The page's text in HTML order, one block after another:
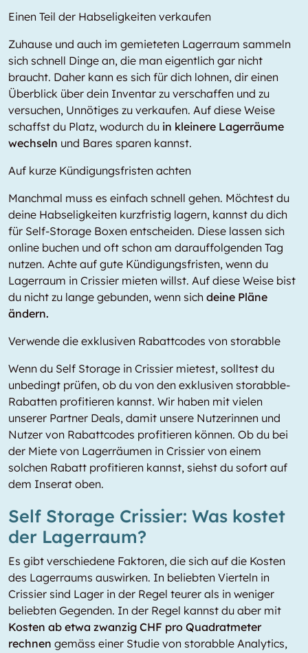
Einen Teil der Habseligkeiten verkaufen
Zuhause und auch im gemieteten Lagerraum sammeln
sich schnell Dinge an, die man eigentlich gar nicht
braucht. Daher kann es sich für dich lohnen, dir einen
Überblick über dein Inventar zu verschaffen und zu
versuchen, Unnötiges zu verkaufen. Auf diese Weise
schaffst du Platz, wodurch du in kleinere Lagerräume
wechseln und Bares sparen kannst.
Auf kurze Kündigungsfristen achten
Manchmal muss es einfach schnell gehen. Möchtest du
deine Habseligkeiten kurzfristig lagern, kannst du dich
für Self-Storage Boxen entscheiden. Diese lassen sich
online buchen und oft schon am darauffolgenden Tag
nutzen. Achte auf gute Kündigungsfristen, wenn du
Lagerraum in Crissier mieten willst. Auf diese Weise bist
du nicht zu lange gebunden, wenn sich deine Pläne
ändern.
Verwende die exklusiven Rabattcodes von storabble
Wenn du Self Storage in Crissier mietest, solltest du
unbedingt prüfen, ob du von den exklusiven storabble-
Rabatten profitieren kannst. Wir haben mit vielen
unserer Partner Deals, damit unsere Nutzerinnen und
Nutzer von Rabattcodes profitieren können. Ob du bei
der Miete von Lagerräumen in Crissier von einem
solchen Rabatt profitieren kannst, siehst du sofort auf
dem Inserat oben.
Self Storage Crissier: Was kostet
der Lagerraum?
Es gibt verschiedene Faktoren, die sich auf die Kosten
des Lagerraums auswirken. In beliebten Vierteln in
Crissier sind Lager in der Regel teurer als in weniger
beliebten Gegenden. In der Regel kannst du aber mit
Kosten ab etwa zwanzig CHF pro Quadratmeter
rechnen gemäss einer Studie von storabble Analytics,